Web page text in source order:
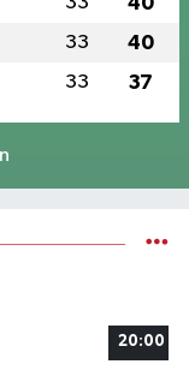
33 40
33 37
20:00